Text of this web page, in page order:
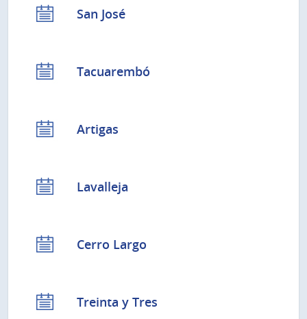
San José
Tacuarembó
Artigas
Lavalleja
Cerro Largo
Treinta y Tres